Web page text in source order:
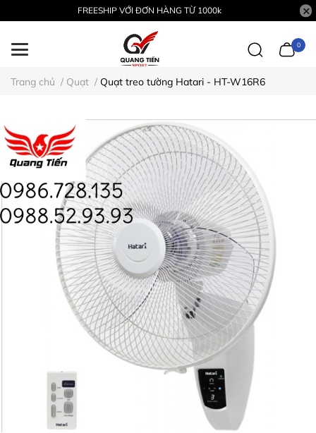
FREESHIP VỚI ĐƠN HÀNG TỪ 1000k
0
Trang chủ / Quạt / Quạt treo tường Hatari - HT-W16R6